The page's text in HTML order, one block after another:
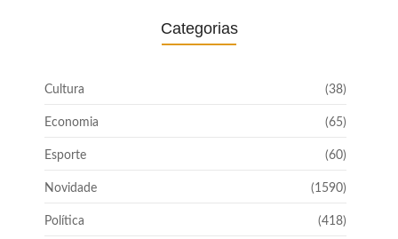
Categorias
Cultura (38)
Economia (65)
Esporte (60)
Novidade (1590)
Política (418)